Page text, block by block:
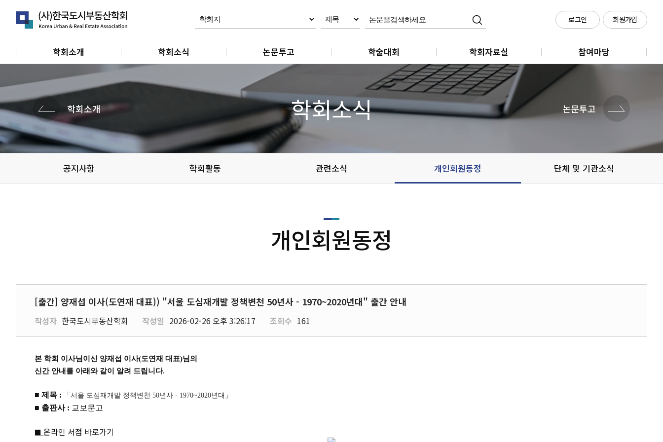
로그인 회원가입
학회소개
인사말
연혁
정관
조직 및 임원
학회소식
공지사항
개인회원동정
단체 및 기관소식
논문투고
논문 작성지침
논문 편집규정
논문 윤리규정
학술대회
춘계학술대회
추계학술대회
학회자료실
학회지
학술대회
메타시티포럼
참여마당
학회소개 학회소식 논문투고
공지사항 학회활동 관련소식 개인회원동정 단체 및 기관소식
개인회원동정
[출간] 양재섭 이사(도연재 대표)) "서울 도심재개발 정책변천 50년사 - 1970~2020년대" 출간 안내
작성자 한국도시부동산학회 작성일 2026-02-26 오후 3:26:17 조회수 161
본 학회 이사님이신 양재섭 이사(도연재 대표)님의
신간 안내를 아래와 같이 알려 드립니다.
■제목 : 「서울 도심재개발 정책변천 50년사 - 1970~2020년대 」
■ 출판사 : 교보문고
■ 온라인 서점 바로가기